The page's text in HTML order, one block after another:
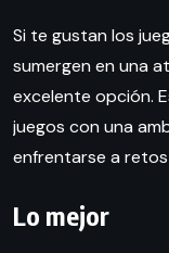
Si te gustan los
sumergen en una
excelente opción.
juegos con una
enfrentarse a
Lo mejor